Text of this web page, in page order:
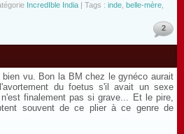
IncredIble India | Tags : inde belle-mère
2
bien vu. Bon la BM chez le gynéco aurait
du foetus s'il avait un sexe
finalement pas si grave... Et le pire,
souvent de ce plier à ce genre de